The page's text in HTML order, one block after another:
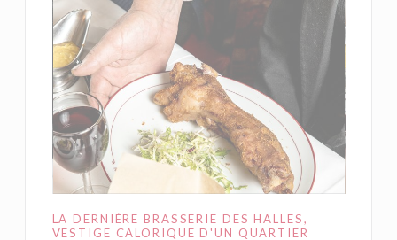
LA DERNIÈRE BRASSERIE DES HALLES,
VESTIGE CALORIQUE D'UN QUARTIER